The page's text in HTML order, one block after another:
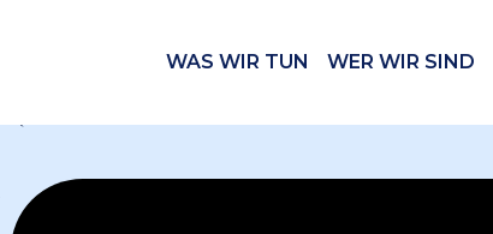
WAS WIR TUN WER WIR SIND